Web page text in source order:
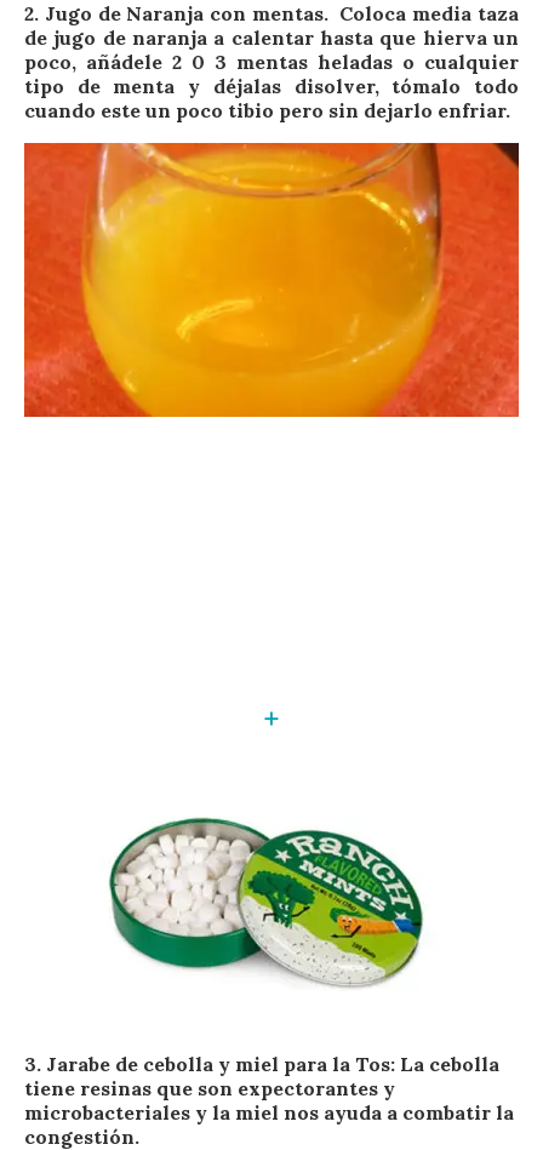
2. Jugo de Naranja con mentas.Coloca media taza
de jugo de naranja a calentar hasta que hierva un
poco, añádele 2 0 3 mentas heladas o cualquier
tipo de menta y déjalas disolver, tómalo todo
cuando este un poco tibio pero sin dejarlo enfriar.
+
3. Jarabe de cebolla y miel para la Tos: La cebolla
tiene resinas que son expectorantes y
microbacteriales y la miel nos ayuda a combatir la
congestión.